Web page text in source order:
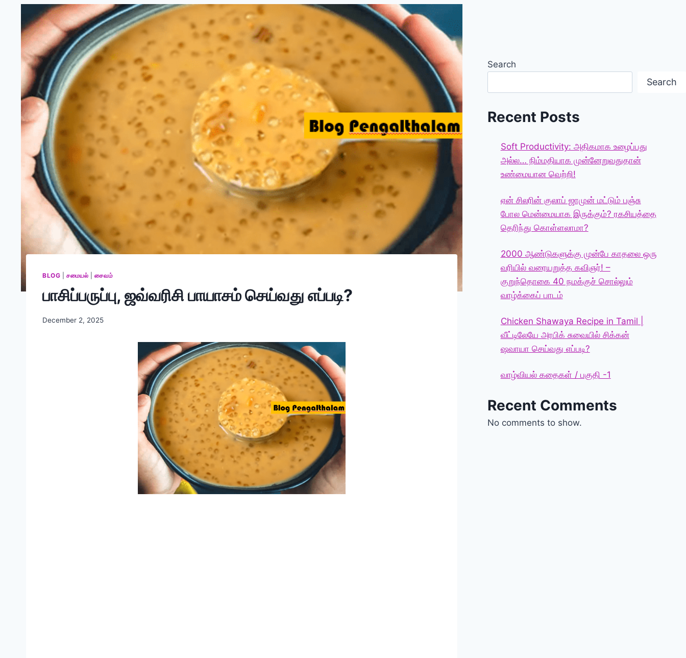
BLOG |சமையல் |சைவம்
பாசிப்பருப்பு, ஜவ்வரிசி பாயாசம் செய்வது எப்படி?
December 2, 2025
Search
Search
Recent Posts
Soft Productivity: அதிகமாக உழைப்பது
அல்ல… நிம்மதியாக முன்னேறுவதுதான்
உண்மையான வெற்றி!
ஏன் சிலரின் குலாப் ஜாமுன் மட்டும் பஞ்சு
போல மென்மையாக இருக்கும்? ரகசியத்தை
தெரிந்து கொள்ளலாமா?
2000 ஆண்டுகளுக்கு முன்பே காதலை ஒரு
வரியில் வரையறுத்த கவிஞர்! –
குறுந்தொகை 40 நமக்குச் சொல்லும்
வாழ்க்கைப் பாடம்
Chicken Shawaya Recipe in Tamil |
வீட்டிலேயே அரபிக் சுவையில் சிக்கன்
ஷவாயா செய்வது எப்படி?
வாழ்வியல் கதைகள் / பகுதி -1
Recent Comments
No comments to show.